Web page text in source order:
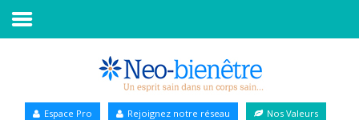
Annuaire Bien-être
Espace Pro Rejoignez notre réseau Nos Valeurs